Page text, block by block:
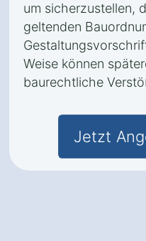
um sicherzustellen,
geltenden
Weise können
baurechtliche
Jetzt